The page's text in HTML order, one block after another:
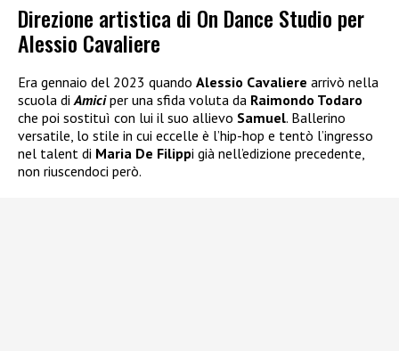
Direzione artistica di On Dance Studio per
Alessio Cavaliere
Era gennaio del 2023 quando Alessio Cavaliere arrivò nella
scuola di Amiciper una sfida voluta da Raimondo Todaro
che poi sostituì con lui il suo allievo Samuel. Ballerino
versatile, lo stile in cui eccelle è l’hip-hop e tentò l’ingresso
nel talent di Maria De Filippi già nell’edizione precedente,
non riuscendoci però.